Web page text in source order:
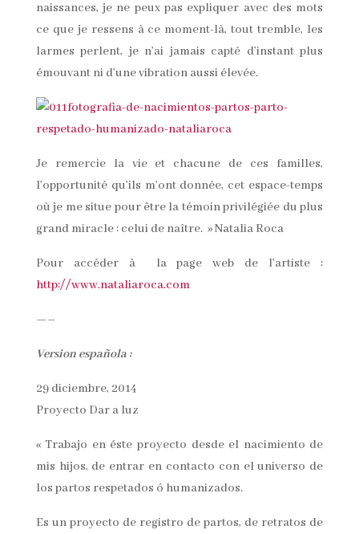
naissances, je ne peux pas expliquer avec des mots
ce que je ressens à ce moment-là, tout tremble, les
larmes perlent, je n’ai jamais capté d’instant plus
émouvant ni d’une vibration aussi élevée.
Je remercie la vie et chacune de ces familles,
l’opportunité qu’ils m’ont donnée, cet espace-temps
où je me situe pour être la témoin privilégiée du plus
grand miracle : celui de naître. » Natalia Roca
Pour accéder à la page web de l’artiste :
http://www.nataliaroca.com
—–
Version española :
29 diciembre, 2014
Proyecto Dar a luz
« Trabajo en éste proyecto desde el nacimiento de
mis hijos, de entrar en contacto con el universo de
los partos respetados ó humanizados.
Es un proyecto de registro de partos, de retratos de